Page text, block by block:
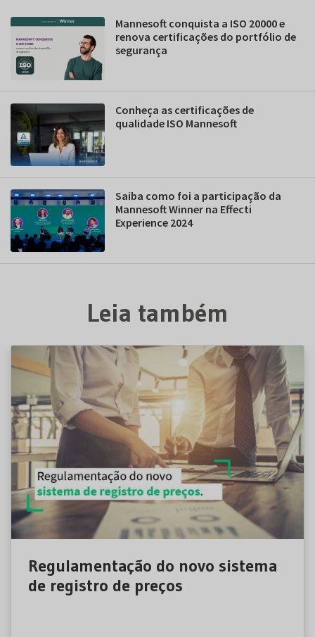
Mannesoft conquista a ISO 20000 e
renova certificações do portfólio de
segurança
Conheça as certificações de
qualidade ISO Mannesoft
Saiba como foi a participação da
Mannesoft Winner na Effecti
Experience 2024
Leia também
Regulamentação do novo sistema
de registro de preços